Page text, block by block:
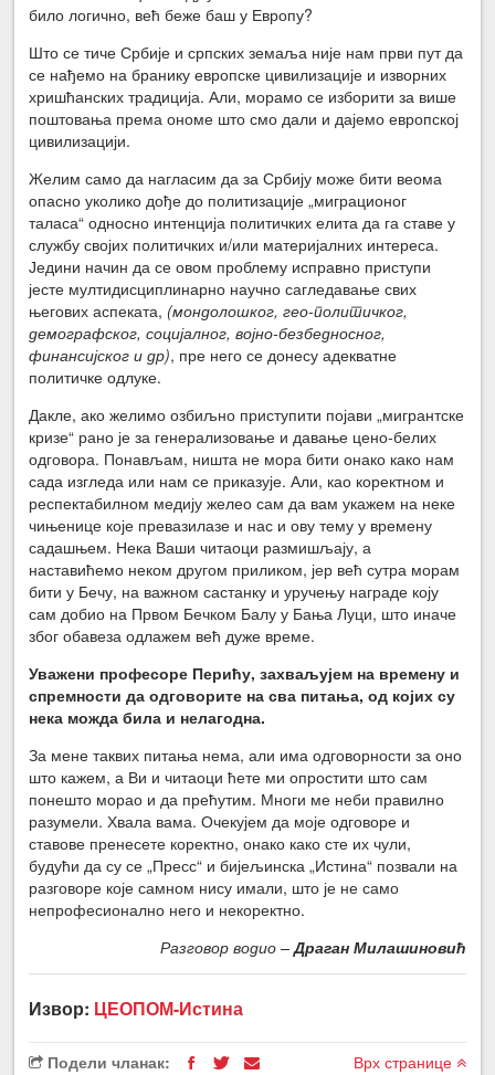
било логично, већ беже баш у Европу?
Што се тиче Србије и српских земаља није нам први пут да
се нађемо на бранику европске цивилизације и изворних
хришћанских традиција. Али, морамо се изборити за више
поштовања према ономе што смо дали и дајемо европској
цивилизацији.
Желим само да нагласим да за Србију може бити веома
опасно уколико дође до политизације „миграционог
таласа“ односно интенција политичких елита да га ставе у
службу својих политичких и/или материјалних интереса.
Једини начин да се овом проблему исправно приступи
јесте мултидисциплинарно научно сагледавање свих
његових аспеката, (мондолошког, гео-политичког,
демографског, социјалног, војно-безбедносног,
финансијског и др), пре него се донесу адекватне
политичке одлуке.
Дакле, ако желимо озбиљно приступити појави „мигрантске
кризе“ рано је за генерализовање и давање цено-белих
одговора. Понављам, ништа не мора бити онако како нам
сада изгледа или нам се приказује. Али, као коректном и
респектабилном медију желео сам да вам укажем на неке
чињенице које превазилазе и нас и ову тему у времену
садашњем. Нека Ваши читаоци размишљају, а
наставићемо неком другом приликом, јер већ сутра морам
бити у Бечу, на важном састанку и уручењу награде коју
сам добио на Првом Бечком Балу у Бања Луци, што иначе
због обавеза одлажем већ дуже време.
Уважени професоре Перићу, захваљујем на времену и
спремности да одговорите на сва питања, од којих су
нека можда била и нелагодна.
За мене таквих питања нема, али има одговорности за оно
што кажем, а Ви и читаоци ћете ми опростити што сам
понешто морао и да прећутим. Многи ме неби правилно
разумели. Хвала вама. Очекујем да моје одговоре и
ставове пренесете коректно, онако како сте их чули,
будући да су се „Пресс“ и бијељинска „Истина“ позвали на
разговоре које самном нису имали, што је не само
непрофесионално него и некоректно.
Разговор водио –Драган Милашиновић
Извор: ЦЕОПОМ-Истина
Подели чланак: Врх странице